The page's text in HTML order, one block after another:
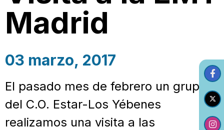
Madrid
03 marzo, 2017
El pasado mes de febrero un grupo
del C.O. Estar-Los Yébenes
realizamos una visita a las